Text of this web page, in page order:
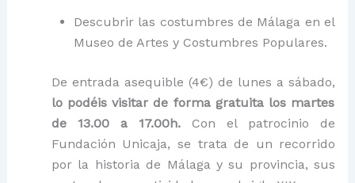
Descubrir las costumbres de Málaga en el
Museo de Artes y Costumbres Populares.
De entrada asequible (4€) de lunes a sábado,
lo podéis visitar de forma gratuita los martes
de 13.00 a 17.00h.Con el patrocinio de
Fundación Unicaja, se trata de un recorrido
por la historia de Málaga y su provincia, sus